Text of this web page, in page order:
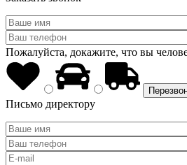
Пожалуйста, докажите, что вы
Письмо директору